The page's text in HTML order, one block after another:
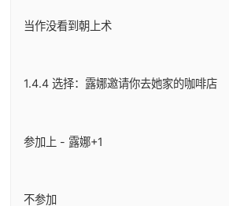
当作没看到朝上术
1.4.4 选择：露娜邀请你去她家的咖啡店
参加上 - 露娜+1
不参加